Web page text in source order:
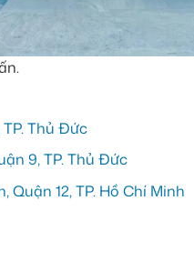
Thủ Đức
9, TP. Thủ Đức
Quận 12, TP. Hồ Chí Minh